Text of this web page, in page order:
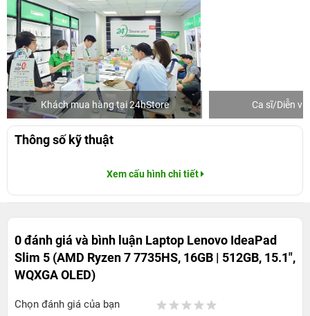
Khách mua hàng tại 24hStore Ca sĩ/Diễn
Thông số kỹ thuật
Xem cấu hình chi tiết
0 đánh giá và bình luận Laptop Lenovo IdeaPad
Slim 5 (AMD Ryzen 7 7735HS, 16GB | 512GB, 15.1",
WQXGA OLED)
Chọn đánh giá của bạn